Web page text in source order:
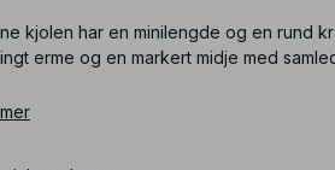
kjolen har en minilengde og en rund
erme og en markert midje med
What is the fit like? The dress has a mini